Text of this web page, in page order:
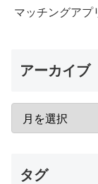
マッチングアプ
アーカイブ
タグ